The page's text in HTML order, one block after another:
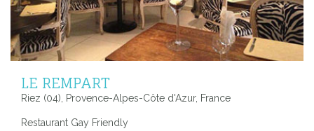
LE REMPART
Riez (04), Provence-Alpes-Côte d'Azur, France
Restaurant Gay Friendly